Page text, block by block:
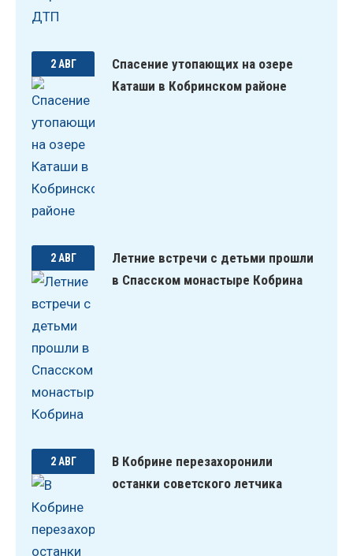
2 АВГ
Спасение утопающих на озере
Каташи в Кобринском районе
2 АВГ
Летние встречи с детьми прошли
в Спасском монастыре Кобрина
2 АВГ
В Кобрине перезахоронили
останки советского летчика